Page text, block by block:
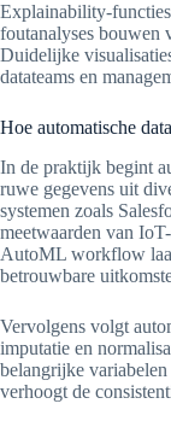
Explainability-
foutanalyses bouwen
Duidelijke
datateams en
Hoe automatische
In de praktijk begint
ruwe gegevens uit
systemen zoals
meetwaarden van
AutoML workflow
betrouwbare
Vervolgens volgt
imputatie en
belangrijke
verhoogt de